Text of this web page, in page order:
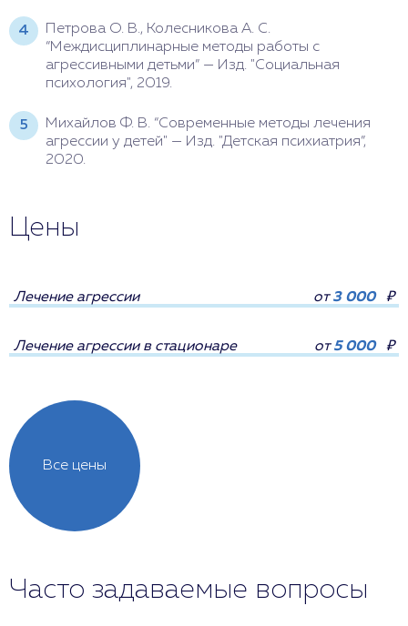
Петрова О. В., Колесникова А. С.
“Междисциплинарные методы работы с
агрессивными детьми” — Изд. "Социальная
психология", 2019.
Михайлов Ф. В. “Современные методы лечения
агрессии у детей" — Изд. "Детская психиатрия”,
2020.
Цены
Все цены
Лечение агрессии от3 000 ₽
Лечение агрессии в стационаре от5 000 ₽
Часто задаваемые вопросы